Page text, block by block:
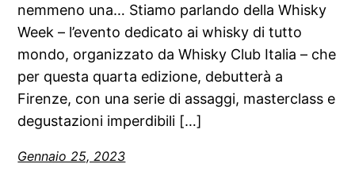
nemmeno una… Stiamo parlando della Whisky
Week – l’evento dedicato ai whisky di tutto
mondo, organizzato da Whisky Club Italia – che
per questa quarta edizione, debutterà a
Firenze, con una serie di assaggi, masterclass e
degustazioni imperdibili […]
Gennaio 25, 2023